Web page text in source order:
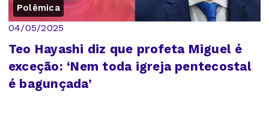
Polêmica
04/05/2025
Teo Hayashi diz que profeta Miguel é
exceção: ‘Nem toda igreja pentecostal
é bagunçada’